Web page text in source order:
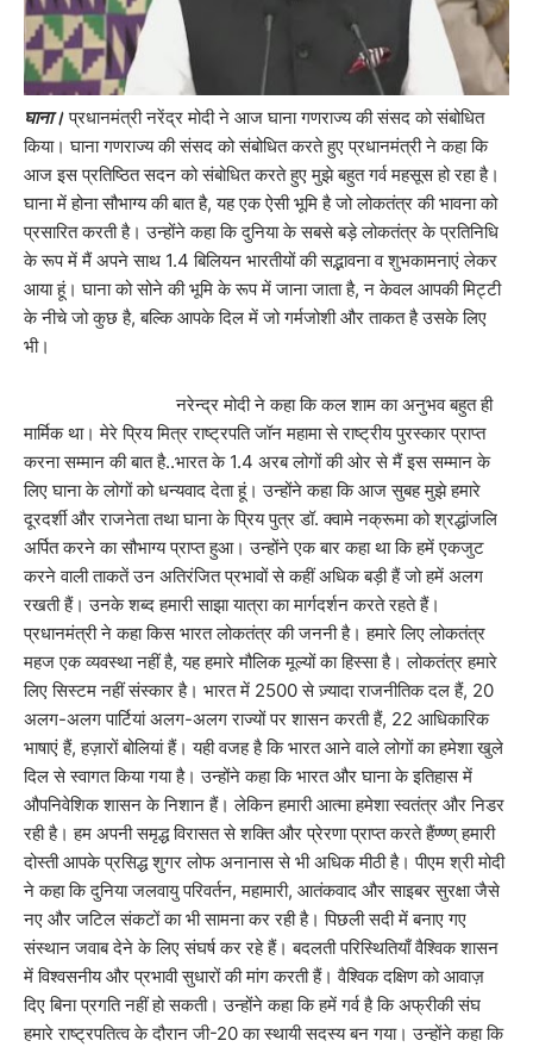
घाना।प्रधानमंत्री नरेंद्र मोदी ने आज घाना गणराज्य की संसद को संबोधित
किया। घाना गणराज्य की संसद को संबोधित करते हुए प्रधानमंत्री ने कहा कि
आज इस प्रतिष्ठित सदन को संबोधित करते हुए मुझे बहुत गर्व महसूस हो रहा है।
घाना में होना सौभाग्य की बात है, यह एक ऐसी भूमि है जो लोकतंत्र की भावना को
प्रसारित करती है। उन्होंने कहा कि दुनिया के सबसे बड़े लोकतंत्र के प्रतिनिधि
के रूप में मैं अपने साथ 1.4 बिलियन भारतीयों की सद्भावना व शुभकामनाएं लेकर
आया हूं। घाना को सोने की भूमि के रूप में जाना जाता है, न केवल आपकी मिट्टी
के नीचे जो कुछ है, बल्कि आपके दिल में जो गर्मजोशी और ताकत है उसके लिए
भी।
नरेन्द्र मोदी ने कहा कि कल शाम का अनुभव बहुत ही
मार्मिक था। मेरे प्रिय मित्र राष्ट्रपति जॉन महामा से राष्ट्रीय पुरस्कार प्राप्त
करना सम्मान की बात है..भारत के 1.4 अरब लोगों की ओर से मैं इस सम्मान के
लिए घाना के लोगों को धन्यवाद देता हूं। उन्होंने कहा कि आज सुबह मुझे हमारे
दूरदर्शी और राजनेता तथा घाना के प्रिय पुत्र डॉ. क्वामे नक्रूमा को श्रद्धांजलि
अर्पित करने का सौभाग्य प्राप्त हुआ। उन्होंने एक बार कहा था कि हमें एकजुट
करने वाली ताकतें उन अतिरंजित प्रभावों से कहीं अधिक बड़ी हैं जो हमें अलग
रखती हैं। उनके शब्द हमारी साझा यात्रा का मार्गदर्शन करते रहते हैं।
प्रधानमंत्री ने कहा किस भारत लोकतंत्र की जननी है। हमारे लिए लोकतंत्र
महज एक व्यवस्था नहीं है, यह हमारे मौलिक मूल्यों का हिस्सा है। लोकतंत्र हमारे
लिए सिस्टम नहीं संस्कार है। भारत में 2500 से ज़्यादा राजनीतिक दल हैं, 20
अलग-अलग पार्टियां अलग-अलग राज्यों पर शासन करती हैं, 22 आधिकारिक
भाषाएं हैं, हज़ारों बोलियां हैं। यही वजह है कि भारत आने वाले लोगों का हमेशा खुले
दिल से स्वागत किया गया है। उन्होंने कहा कि भारत और घाना के इतिहास में
औपनिवेशिक शासन के निशान हैं। लेकिन हमारी आत्मा हमेशा स्वतंत्र और निडर
रही है। हम अपनी समृद्ध विरासत से शक्ति और प्रेरणा प्राप्त करते हैंण्ण्ण् हमारी
दोस्ती आपके प्रसिद्ध शुगर लोफ अनानास से भी अधिक मीठी है। पीएम श्री मोदी
ने कहा कि दुनिया जलवायु परिवर्तन, महामारी, आतंकवाद और साइबर सुरक्षा जैसे
नए और जटिल संकटों का भी सामना कर रही है। पिछली सदी में बनाए गए
संस्थान जवाब देने के लिए संघर्ष कर रहे हैं। बदलती परिस्थितियाँ वैश्विक शासन
में विश्वसनीय और प्रभावी सुधारों की मांग करती हैं। वैश्विक दक्षिण को आवाज़
दिए बिना प्रगति नहीं हो सकती। उन्होंने कहा कि हमें गर्व है कि अफ्रीकी संघ
हमारे राष्ट्रपतित्व के दौरान जी-20 का स्थायी सदस्य बन गया। उन्होंने कहा कि